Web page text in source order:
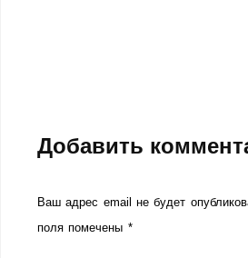
Добавить
Ваш адрес email не будет
поля помечены *